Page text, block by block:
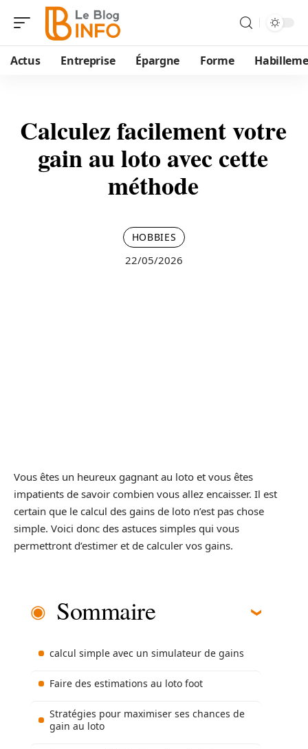
Actus Entreprise Épargne Forme
Calculez facilement votre
gain au loto avec cette
méthode
HOBBIES
22/05/2026
Vous êtes un heureux gagnant au loto et vous êtes
impatients de savoir combien vous allez encaisser. Il est
certain que le calcul des gains de loto n’est pas chose
simple. Voici donc des astuces simples qui vous
permettront d’estimer et de calculer vos gains.
Sommaire
calcul simple avec un simulateur de gains
Faire des estimations au loto foot
Stratégies pour maximiser ses chances de
gain au loto